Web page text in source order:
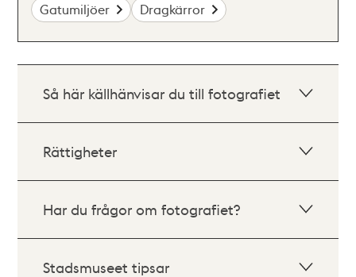
Gatumiljöer
Dragkärror
Så här källhänvisar du till fotografiet
Rättigheter
Har du frågor om fotografiet?
Stadsmuseet tipsar